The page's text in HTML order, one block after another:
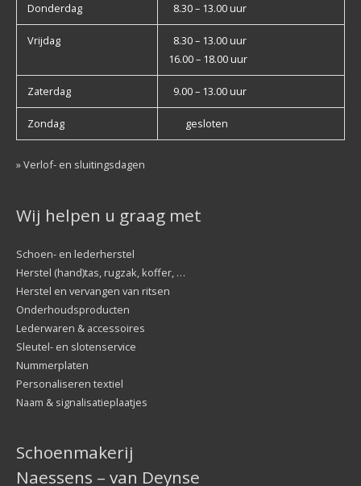
Donderdag 8.30 – 13.00 uur
Vrijdag
8.30 – 13.00 uur
16.00 – 18.00 uur
Zaterdag 9.00 – 13.00 uur
Zondag gesloten
» Verlof- en sluitingsdagen
Wij helpen u graag met
Schoen- en lederherstel
Herstel (hand)tas, rugzak, koffer, …
Herstel en vervangen van ritsen
Onderhoudsproducten
Lederwaren & accessoires
Sleutel- en slotenservice
Nummerplaten
Personaliseren textiel
Naam & signalisatieplaatjes
Schoenmakerij
Naessens – van Deynse